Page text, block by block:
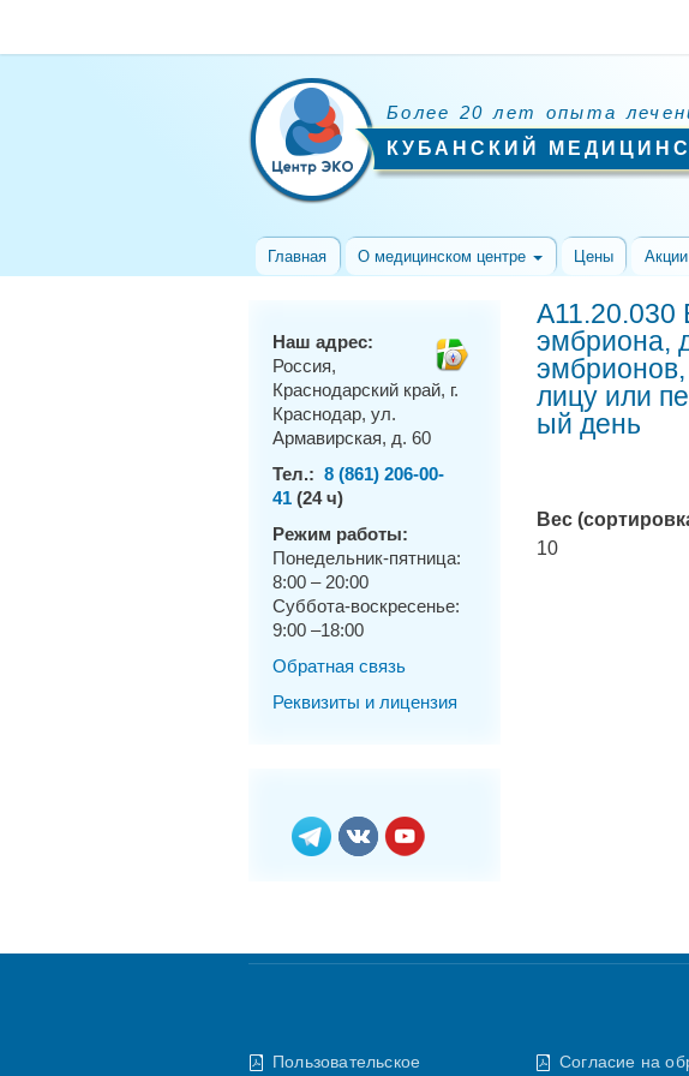
Более 20 лет опыта
КУБАНСКИЙ
Главная О медицинском центре Цены Акции
Наш адрес:
Россия,
Краснодарский край, г.
Краснодар, ул.
Армавирская, д. 60
Тел.: 8 (861) 206-00-
41 (24 ч)
Режим работы:
Понедельник-пятница:
8:00 – 20:00
Суббота-воскресенье:
9:00 –18:00
Обратная связь
Реквизиты и лицензия
A11.20.030
эмбриона,
лицу или
ый день
Вес
10
Пользовательское Согласие на